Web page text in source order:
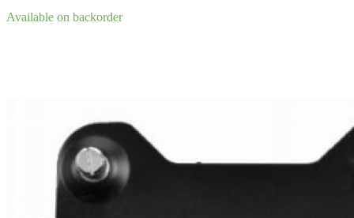
Available on backorder